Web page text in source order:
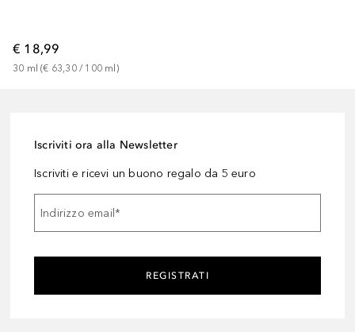
€ 18,99
30 ml (€ 63,30 / 100 ml )
Iscriviti ora alla Newsletter
Iscriviti e ricevi un buono regalo da 5 euro
Indirizzo email *
REGISTRATI